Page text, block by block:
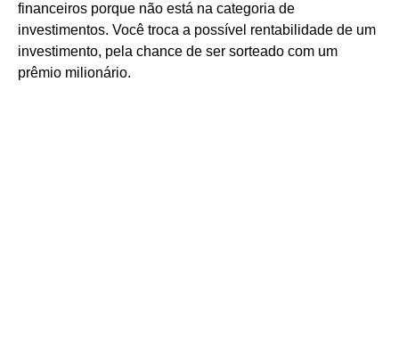
financeiros porque não está na categoria de
investimentos. Você troca a possível rentabilidade de um
investimento, pela chance de ser sorteado com um
prêmio milionário.